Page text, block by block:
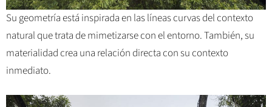
Su geometría está inspirada en las líneas curvas del contexto
natural que trata de mimetizarse con el entorno. También, su
materialidad crea una relación directa con su contexto
inmediato.